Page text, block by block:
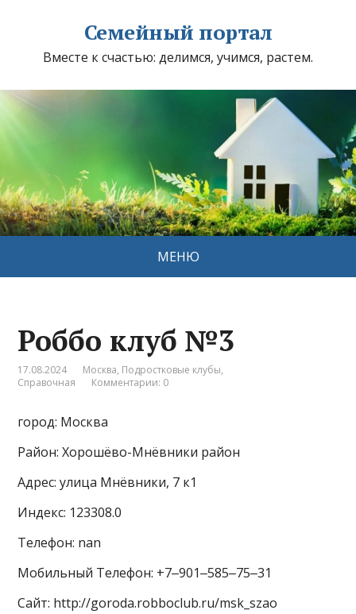
Семейный портал
Вместе к счастью: делимся, учимся, растем.
МЕНЮ
Роббо клуб №3
17.08.2024 Москва, Подростковые клубы,
Справочная
Комментарии: 0
город: Москва
Район: Хорошёво-Мнёвники район
Адрес: улица Мнёвники, 7 к1
Индекс: 123308.0
Телефон: nan
Мобильный Телефон: +7‒901‒585‒75‒31
Сайт: http://goroda.robboclub.ru/msk_szao